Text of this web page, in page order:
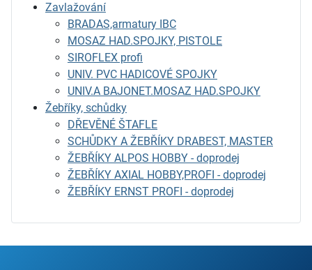
Zavlažování
BRADAS,armatury IBC
MOSAZ HAD.SPOJKY, PISTOLE
SIROFLEX profi
UNIV. PVC HADICOVÉ SPOJKY
UNIV.A BAJONET.MOSAZ HAD.SPOJKY
Žebříky, schůdky
DŘEVĚNÉ ŠTAFLE
SCHŮDKY A ŽEBŘÍKY DRABEST, MASTER
ŽEBŘÍKY ALPOS HOBBY - doprodej
ŽEBŘÍKY AXIAL HOBBY,PROFI - doprodej
ŽEBŘÍKY ERNST PROFI - doprodej